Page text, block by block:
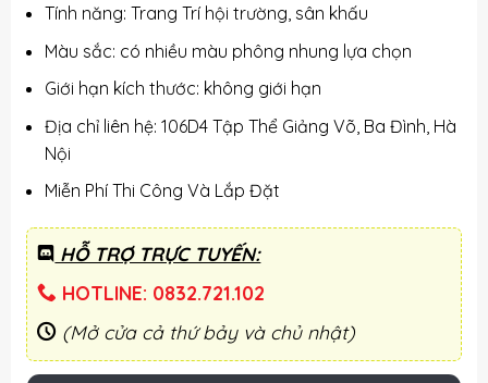
Tính năng: Trang Trí hội trường, sân khấu
Màu sắc: có nhiều màu phông nhung lựa chọn
Giới hạn kích thước: không giới hạn
Địa chỉ liên hệ: 106D4 Tập Thể Giảng Võ, Ba Đình, Hà
Nội
Miễn Phí Thi Công Và Lắp Đặt
HỖ TRỢ TRỰC TUYẾN:
HOTLINE: 0832.721.102
(Mở cửa cả thứ bảy và chủ nhật)